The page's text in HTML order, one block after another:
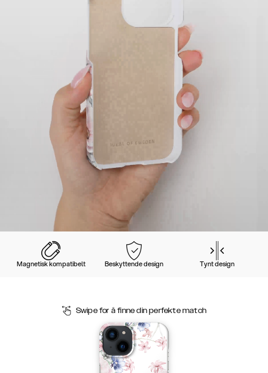
Magnetisk kompatibelt Beskyttende design Tynt design
Swipe for å finne din perfekte match